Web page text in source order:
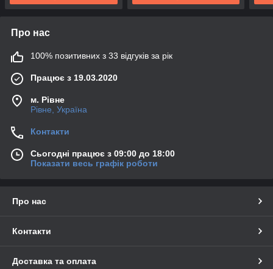
Про нас
100% позитивних з 33 відгуків за рік
Працює з 19.03.2020
м. Рівне
Рівне, Україна
Контакти
Сьогодні працює з 09:00 до 18:00
Показати весь графік роботи
Про нас
Контакти
Доставка та оплата